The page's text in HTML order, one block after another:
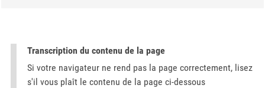
Transcription du contenu de la page
Si votre navigateur ne rend pas la page correctement, lisez
s'il vous plaît le contenu de la page ci-dessous